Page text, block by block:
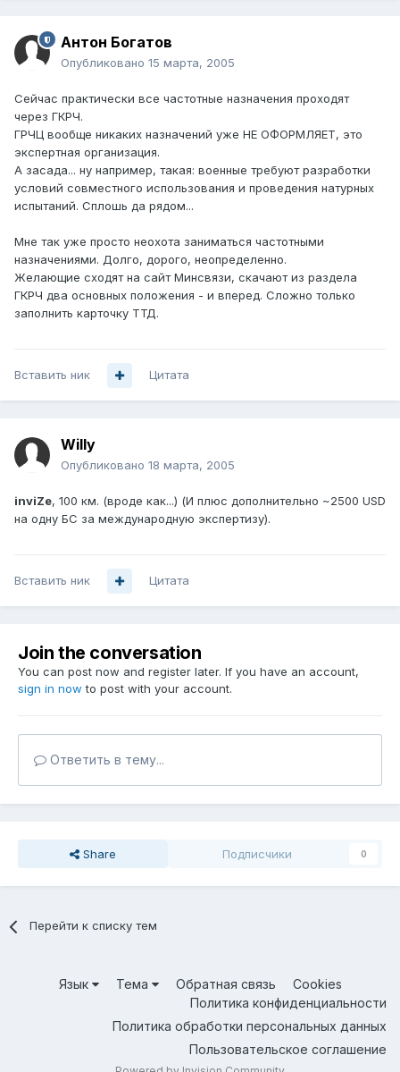
Антон Богатов
Опубликовано 15 марта, 2005
Сейчас практически все частотные назначения проходят
через ГКРЧ.
ГРЧЦ вообще никаких назначений уже НЕ ОФОРМЛЯЕТ, это
экспертная организация.
А засада... ну например, такая: военные требуют разработки
условий совместного использования и проведения натурных
испытаний. Сплошь да рядом...
Мне так уже просто неохота заниматься частотными
назначениями. Долго, дорого, неопределенно.
Желающие сходят на сайт Минсвязи, скачают из раздела
ГКРЧ два основных положения - и вперед. Сложно только
заполнить карточку ТТД.
Вставить ник Цитата
Willy
Опубликовано 18 марта, 2005
inviZe, 100 км. (вроде как...) (И плюс дополнительно ~2500 USD
на одну БС за международную экспертизу).
Вставить ник Цитата
Join the conversation
You can post now and register later. If you have an account,
sign in now to post with your account.
Ответить в тему...
Share Подписчики 0
Перейти к списку тем
Язык Тема Обратная связь
Cookies
Политика конфиденциальности
Политика обработки персональных данных
Пользовательское соглашение